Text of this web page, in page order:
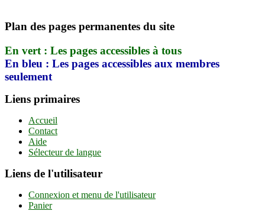
Plan des pages permanentes du site
En vert : Les pages accessibles à tous
En bleu : Les pages accessibles aux membres
seulement
Liens primaires
Accueil
Contact
Aide
Sélecteur de langue
Liens de l'utilisateur
Connexion et menu de l'utilisateur
Panier